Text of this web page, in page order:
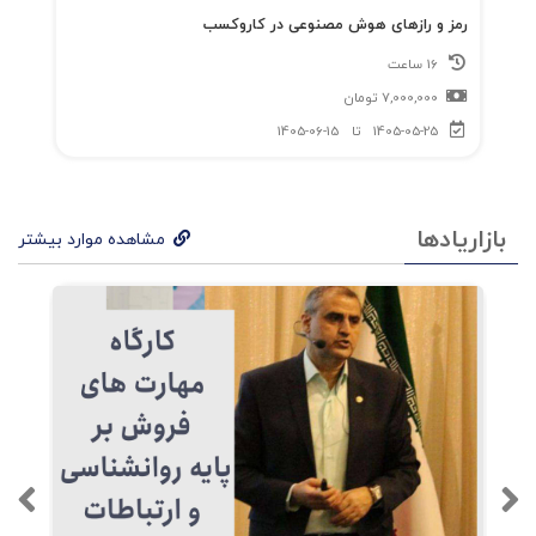
گرفته‌اند.
فهرست مدیریت استراتژیک بازاریابی - چاپ پنجم
چارچوبی برای مدیریت بازاریابی
فصل اول: نمای کلی
فصل دوم: تعیین یک هدف
فصل سوم : توسعه‌ی یک استراتژی
رمز و رازهای هوش مصنوعی در کاروکسب
7,000,000 تومان
1405-05-25
تا 1405-06-15
بازاریادها مشاهده موارد بیشتر